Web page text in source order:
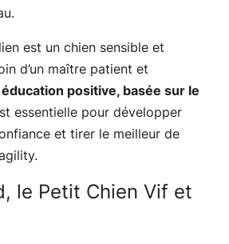
est un chien sensible et
d’un maître patient et
éducation positive, basée sur le
essentielle pour développer
et tirer le meilleur de
le Petit Chien Vif et